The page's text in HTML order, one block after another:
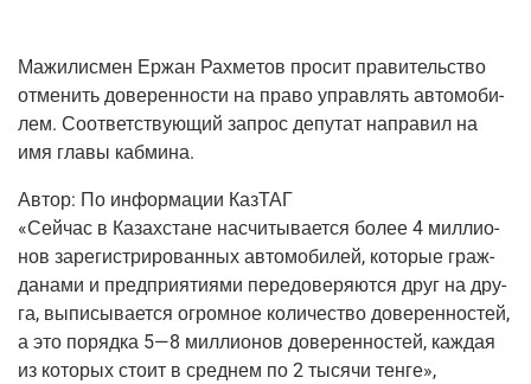
Мажи­лис­мен Ержан Рах­ме­тов про­сит пра­ви­тель­ство
отме­нить дове­рен­но­сти на пра­во управ­лять авто­мо­би­
лем. Соот­вет­ству­ю­щий запрос депу­тат напра­вил на
имя гла­вы кабмина.
Автор: По инфор­ма­ции КазТАГ
«Сей­час в Казах­стане насчи­ты­ва­ет­ся более 4 мил­ли­о­
нов заре­ги­стри­ро­ван­ных авто­мо­би­лей, кото­рые граж­
да­на­ми и пред­при­я­ти­я­ми пере­до­ве­ря­ют­ся друг на дру­
га, выпи­сы­ва­ет­ся огром­ное коли­че­ство дове­рен­но­стей,
а это поряд­ка 5—8 мил­ли­о­нов дове­рен­но­стей, каж­дая
из кото­рых сто­ит в сред­нем по 2 тыся­чи тен­ге»,